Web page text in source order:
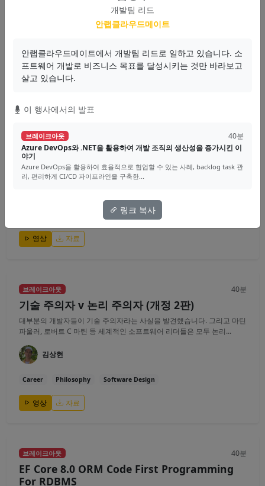
으로 게임 서버 개발에 사용할 C# 네트워크 프로그래밍에 대한 기초에...
Game Server Network C#
영상 자료
.NET+Node.js: 괴롭지만 함께라면 행복할거야
마이크로소프트의 node-api-dotnet를 소개합니다. Node.js의 구조와 장
단점, Node.js의 단점을 보완해줄...
영상 자료
브레이크아웃 40분
기술 주의자 v 논리 주의자 (개정 2판)
대부분의 개발자들이 기술 주의자라는 사실을 발견했습니다. 그리고 마틴
파울러, 로버트 C 마틴 등 세계적인 소프트웨어 리더들은 모두 논리...
김상현
Career Philosophy Software Design
영상 자료
브레이크아웃 40분
EF Core 8.0 ORM Code First Programming
For RDBMS
개발팀 리드
안랩클라우드메이트
안랩클라우드메이트에서 개발팀 리드로 일하고 있습니다. 소
프트웨어 개발로 비즈니스 목표를 달성시키는 것만 바라보고
살고 있습니다.
이 행사에서의 발표
브레이크아웃
40분
Azure DevOps와 .NET을 활용하여 개발 조직의 생산성을 증가시킨 이
야기
Azure DevOps을 활용하여 효율적으로 협업할 수 있는 사례, backlog task 관
리, 편리하게 CI/CD 파이프라인을 구축한...
링크 복사